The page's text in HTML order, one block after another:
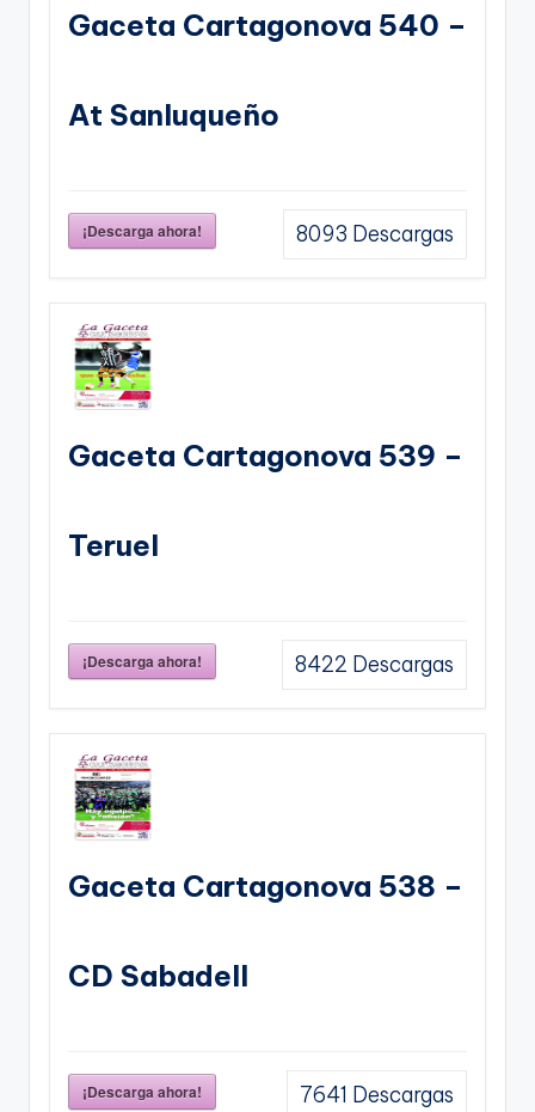
Gaceta Cartagonova 540 –
At Sanluqueño
¡Descarga ahora! 8093 Descargas
Gaceta Cartagonova 539 –
Teruel
¡Descarga ahora! 8422 Descargas
Gaceta Cartagonova 538 –
CD Sabadell
¡Descarga ahora! 7641 Descargas